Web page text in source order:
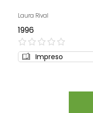
Laura Rival
1996
0%
Impreso